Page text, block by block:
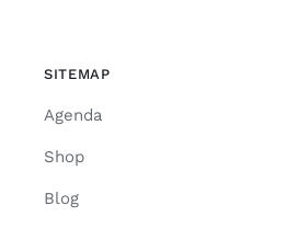
SITEMAP
Agenda
Shop
Blog